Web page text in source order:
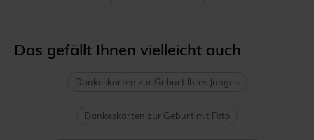
Das gefällt Ihnen vielleicht auch
Dankeskarten zur Geburt Ihres Jungen
Dankeskarten zur Geburt mit Foto